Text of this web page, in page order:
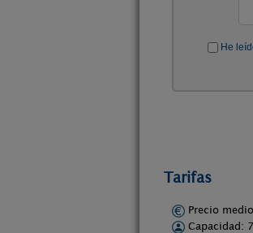
Tarifas
Precio
Capacidad: